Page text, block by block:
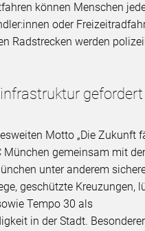
können Menschen
oder
Radstrecken werden
gefordert
Motto „Die Zukunft
München gemeinsam mit
unter anderem
geschützte Kreuzungen,
Tempo 30 als
in der Stadt.